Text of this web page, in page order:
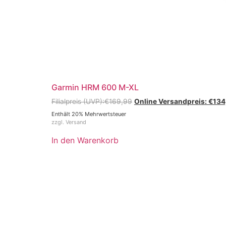
Garmin HRM 600 M-XL
€169,99 €
Enthält 20% Mehrwertsteuer
zzgl. Versand
In den Warenkorb